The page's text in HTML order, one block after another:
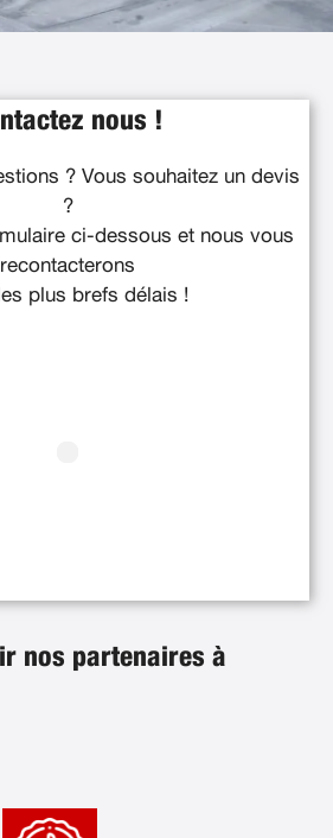
nous !
? Vous souhaitez un devis
?
ci-dessous et nous vous
recontacterons
plus brefs délais !
nos partenaires à